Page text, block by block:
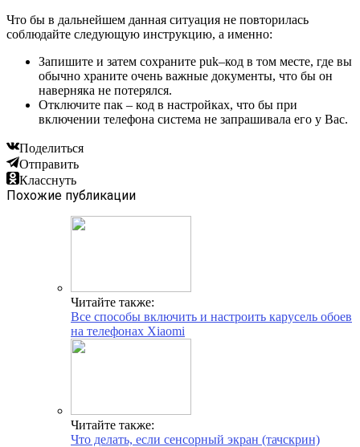
Что бы в дальнейшем данная ситуация не повторилась
соблюдайте следующую инструкцию, а именно:
Запишите и затем сохраните puk–код в том месте, где вы
обычно храните очень важные документы, что бы он
наверняка не потерялся.
Отключите пак – код в настройках, что бы при
включении телефона система не запрашивала его у Вас.
Поделиться
Отправить
Класснуть
Похожие публикации
Читайте также:
Все способы включить и настроить карусель обоев
на телефонах Xiaomi
Читайте также:
Что делать, если сенсорный экран (тачскрин)